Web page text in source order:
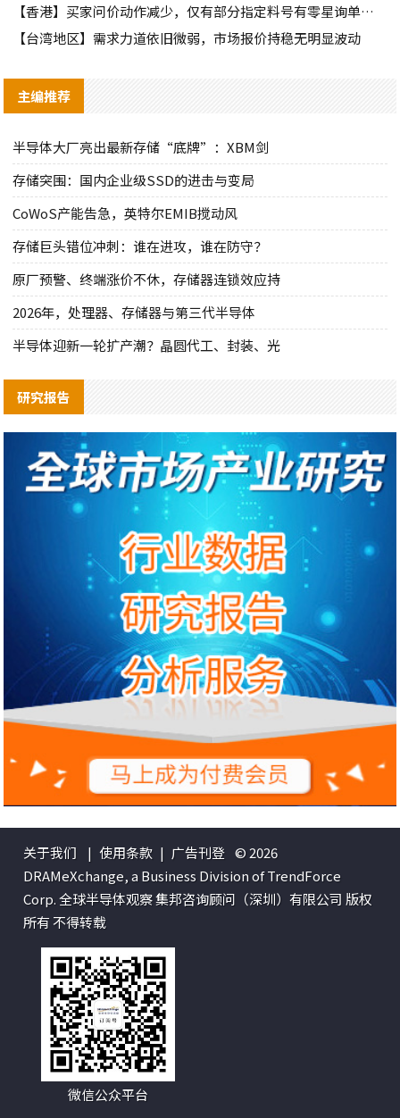
【香港】买家问价动作减少，仅有部分指定料号有零星询单动作
【台湾地区】需求力道依旧微弱，市场报价持稳无明显波动
主编推荐
半导体大厂亮出最新存储“底牌”：XBM剑
存储突围：国内企业级SSD的进击与变局
CoWoS产能告急，英特尔EMIB搅动风
存储巨头错位冲刺：谁在进攻，谁在防守？
原厂预警、终端涨价不休，存储器连锁效应持
2026年，处理器、存储器与第三代半导体
半导体迎新一轮扩产潮？晶圆代工、封装、光
研究报告
关于我们 | 使用条款 | 广告刊登 © 2026
DRAMeXchange, a Business Division of TrendForce
Corp. 全球半导体观察 集邦咨询顾问（深圳）有限公司 版权
所有 不得转载
微信公众平台